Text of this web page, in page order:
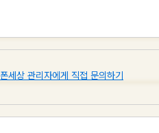
폰세상 관리자에게 직접 문의하기